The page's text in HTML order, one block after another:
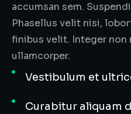
accumsan sem.
Phasellus velit nisi,
finibus velit. Integer non
ullamcorper.
Vestibulum et
Curabitur aliquam